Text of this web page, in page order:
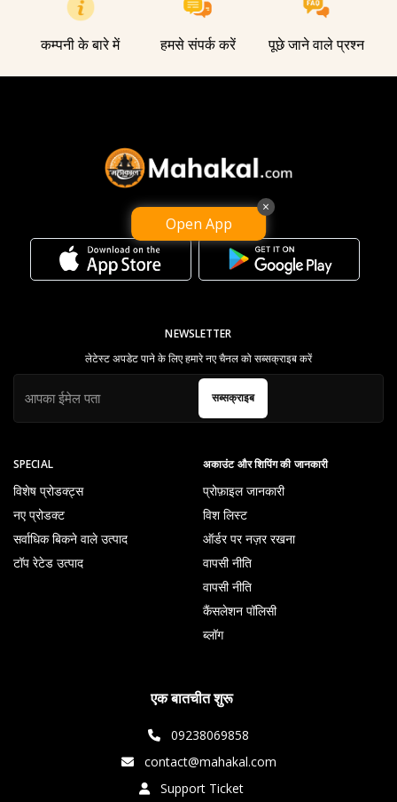
कम्पनी के बारे में हमसे संपर्क करें पूछे जाने वाले प्रश्न
हमारा ऐप डाउनलोड करें
SPECIAL
विशेष प्रोडक्ट्स
नए प्रोडक्ट
सर्वाधिक बिकने वाले उत्पाद
टॉप रेटेड उत्पाद
अकाउंट और शिपिंग की जानकारी
प्रोफ़ाइल जानकारी
विश लिस्ट
ऑर्डर पर नज़र रखना
वापसी नीति
वापसी नीति
कैंसलेशन पॉलिसी
ब्लॉग
NEWSLETTER
लेटेस्ट अपडेट पाने के लिए हमारे नए चैनल को सब्सक्राइब करें
सब्सक्राइब
एक बातचीत शुरू
09238069858
contact@mahakal.com
Support Ticket
Open App
×